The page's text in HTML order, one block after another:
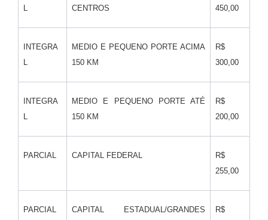
CENTROS
450,00
INTEGRA
MEDIO E PEQUENO PORTE ACIMA
150 KM
R$
300,00
INTEGRA
MEDIO E PEQUENO PORTE ATÉ
150 KM
R$
200,00
PARCIAL CAPITAL FEDERAL
R$
255,00
PARCIAL
CAPITAL ESTADUAL/GRANDES
R$